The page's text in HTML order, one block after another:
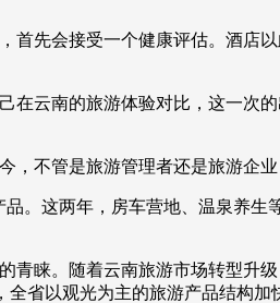
颜选攻略
名单
会接受一个健康评估。酒店
南的旅游体验对比，这一次的
管是旅游管理者还是旅游企业
这两年，房车营地、温泉养生
。随着云南旅游市场转型升
省以观光为主的旅游产品结构加